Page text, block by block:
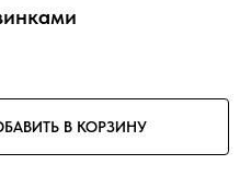
В КОРЗИНУ